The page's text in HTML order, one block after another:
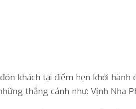
khách tại điểm hẹn khởi
thắng cảnh như: Vịnh Nha